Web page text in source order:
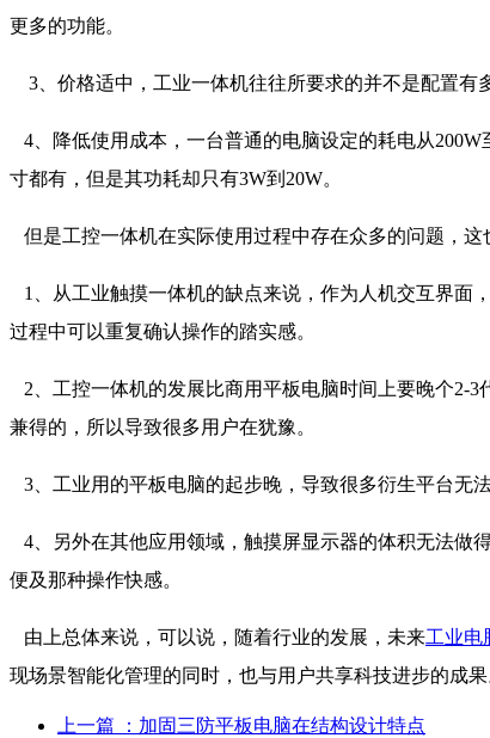
更多的功能。
3、价格适中，工业一体机往往所要求的并不是配置有
4、降低使用成本，一台普通的电脑设定的耗电从
寸都有，但是其功耗却只有3W到20W。
但是工控一体机在实际使用过程中存在众多的问题，这
1、从工业触摸一体机的缺点来说，作为人机交互界面
过程中可以重复确认操作的踏实感。
2、工控一体机的发展比商用平板电脑时间上要晚个2-
兼得的，所以导致很多用户在犹豫。
3、工业用的平板电脑的起步晚，导致很多衍生平台无
4、另外在其他应用领域，触摸屏显示器的体积无法做
便及那种操作快感。
由上总体来说，可以说，随着行业的发展，未来工业电
现场景智能化管理的同时，也与用户共享科技进步的成果
上一篇
：加固三防平板电脑在结构设计特点